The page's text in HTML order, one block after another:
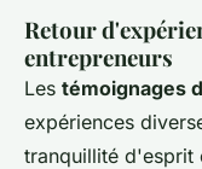
Retour
entrepreneurs
Les témoignages
expériences
tranquillité d'esprit